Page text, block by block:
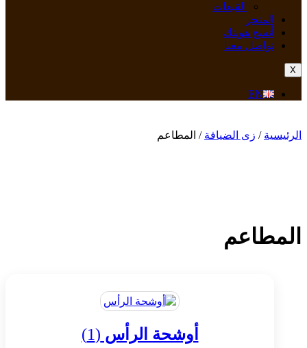
القبعات
المتجر
أنسج هويتك
تواصل معنا
X
EN
الرئيسية/زى الضيافة/ المطاعم
المطاعم
أوشحة الرأس (1)